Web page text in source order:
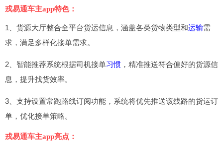
戎易通车主app特色：
1、货源大厅整合全平台货运信息，涵盖各类货物类型和运输需
求，满足多样化接单需求。
2、智能推荐系统根据司机接单习惯 ，精准推送符合偏好的货源信
息，提升找货效率。
3、支持设置常跑路线订阅功能，系统将优先推送该线路的货运订
单，优化接单策略。
戎易通车主app亮点：